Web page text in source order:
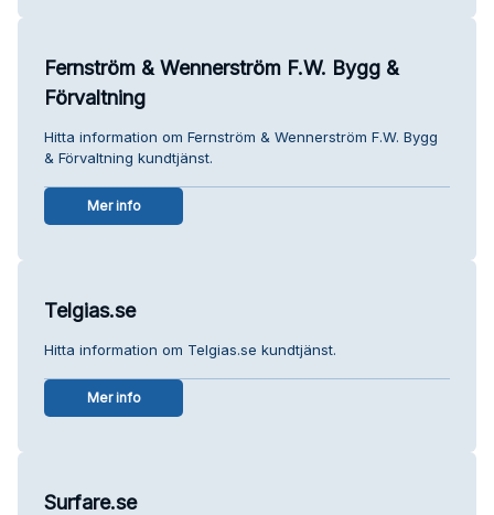
Fernström & Wennerström F.W. Bygg &
Förvaltning
Hitta information om Fernström & Wennerström F.W. Bygg
& Förvaltning kundtjänst.
Mer info
Telgias.se
Hitta information om Telgias.se kundtjänst.
Mer info
Surfare.se